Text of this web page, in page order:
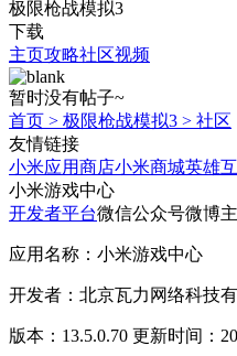
极限枪战模拟3
下载
主页攻略社区视频
暂时没有帖子~
首页 > 极限枪战模拟3 > 社区
友情链接
小米应用商店小米商城英雄
小米游戏中心
开发者平台微信公众号微博
应用名称：小米游戏中心
开发者：北京瓦力网络科技
版本：13.5.0.70 更新时间：